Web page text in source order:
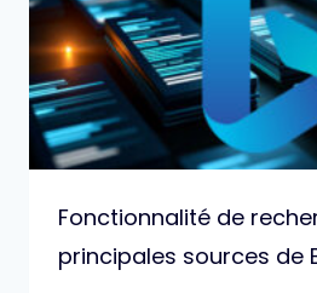
Fonctionnalité de
principales sources de